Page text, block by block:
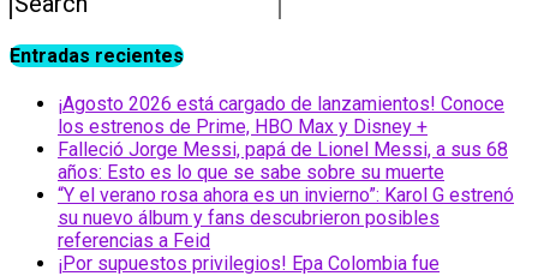
Entradas recientes
¡Agosto 2026 está cargado de lanzamientos! Conoce
los estrenos de Prime, HBO Max y Disney +
Falleció Jorge Messi, papá de Lionel Messi, a sus 68
años: Esto es lo que se sabe sobre su muerte
“Y el verano rosa ahora es un invierno”: Karol G estrenó
su nuevo álbum y fans descubrieron posibles
referencias a Feid
¡Por supuestos privilegios! Epa Colombia fue